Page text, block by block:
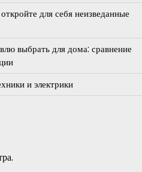
для себя неизведанные
выбрать для дома: сравнение
и электрики